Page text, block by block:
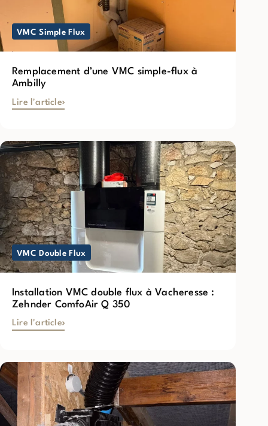
VMC Simple Flux
Remplacement d’une VMC simple-flux à
Ambilly
Lire l'article
VMC Double Flux
Installation VMC double flux à Vacheresse :
Zehnder ComfoAir Q 350
Lire l'article